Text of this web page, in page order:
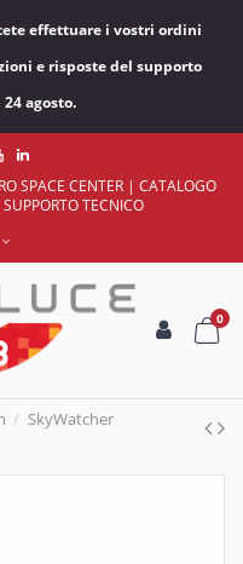
effettuare i vostri ordini
e risposte del supporto
agosto.
SPACE CENTER| CATALOGO
SUPPORTO TECNICO
0
SkyWatcher